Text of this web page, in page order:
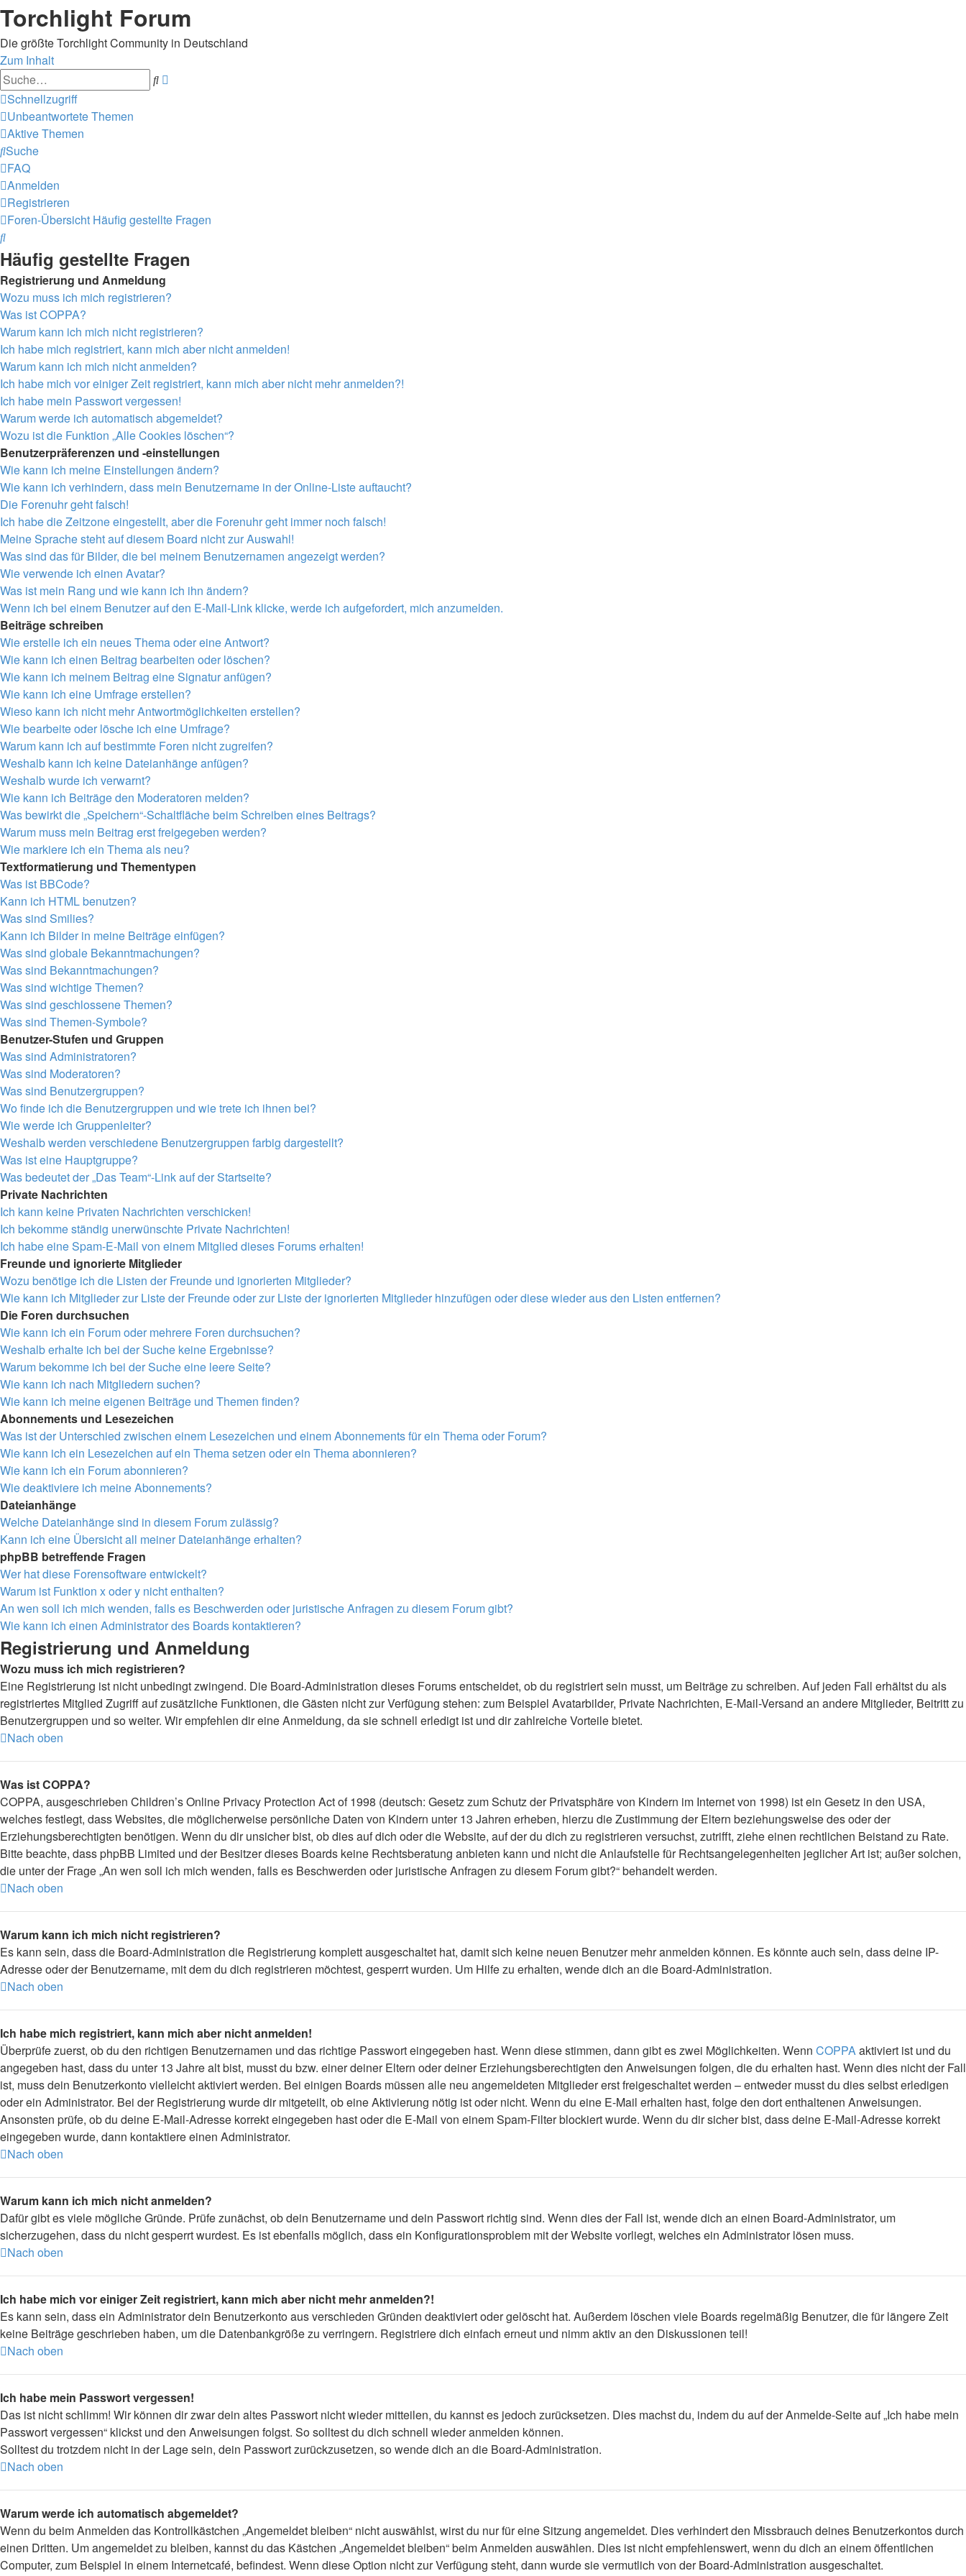
Torchlight Forum
Die größte Torchlight Community in Deutschland
Zum Inhalt
Suche
Schnellzugriff
Unbeantwortete Themen
Aktive Themen
Suche
FAQ
Anmelden
Registrieren
Foren-Übersicht Häufig gestellte Fragen
Suche
Häufig gestellte Fragen
Registrierung und Anmeldung
Wozu muss ich mich registrieren?
Was ist COPPA?
Warum kann ich mich nicht registrieren?
Ich habe mich registriert, kann mich aber nicht anmelden!
Warum kann ich mich nicht anmelden?
Ich habe mich vor einiger Zeit registriert, kann mich aber nicht mehr anmelden?!
Ich habe mein Passwort vergessen!
Warum werde ich automatisch abgemeldet?
Wozu ist die Funktion „Alle Cookies löschen“?
Benutzerpräferenzen und -einstellungen
Wie kann ich meine Einstellungen ändern?
Wie kann ich verhindern, dass mein Benutzername in der Online-Liste auftaucht?
Die Forenuhr geht falsch!
Ich habe die Zeitzone eingestellt, aber die Forenuhr geht immer noch falsch!
Meine Sprache steht auf diesem Board nicht zur Auswahl!
Was sind das für Bilder, die bei meinem Benutzernamen angezeigt werden?
Wie verwende ich einen Avatar?
Was ist mein Rang und wie kann ich ihn ändern?
Wenn ich bei einem Benutzer auf den E-Mail-Link klicke, werde ich aufgefordert, mich anzumelden.
Beiträge schreiben
Wie erstelle ich ein neues Thema oder eine Antwort?
Wie kann ich einen Beitrag bearbeiten oder löschen?
Wie kann ich meinem Beitrag eine Signatur anfügen?
Wie kann ich eine Umfrage erstellen?
Wieso kann ich nicht mehr Antwortmöglichkeiten erstellen?
Wie bearbeite oder lösche ich eine Umfrage?
Warum kann ich auf bestimmte Foren nicht zugreifen?
Weshalb kann ich keine Dateianhänge anfügen?
Weshalb wurde ich verwarnt?
Wie kann ich Beiträge den Moderatoren melden?
Was bewirkt die „Speichern“-Schaltfläche beim Schreiben eines Beitrags?
Warum muss mein Beitrag erst freigegeben werden?
Wie markiere ich ein Thema als neu?
Textformatierung und Thementypen
Was ist BBCode?
Kann ich HTML benutzen?
Was sind Smilies?
Kann ich Bilder in meine Beiträge einfügen?
Was sind globale Bekanntmachungen?
Was sind Bekanntmachungen?
Was sind wichtige Themen?
Was sind geschlossene Themen?
Was sind Themen-Symbole?
Benutzer-Stufen und Gruppen
Was sind Administratoren?
Was sind Moderatoren?
Was sind Benutzergruppen?
Wo finde ich die Benutzergruppen und wie trete ich ihnen bei?
Wie werde ich Gruppenleiter?
Weshalb werden verschiedene Benutzergruppen farbig dargestellt?
Was ist eine Hauptgruppe?
Was bedeutet der „Das Team“-Link auf der Startseite?
Private Nachrichten
Ich kann keine Privaten Nachrichten verschicken!
Ich bekomme ständig unerwünschte Private Nachrichten!
Ich habe eine Spam-E-Mail von einem Mitglied dieses Forums erhalten!
Freunde und ignorierte Mitglieder
Wozu benötige ich die Listen der Freunde und ignorierten Mitglieder?
Wie kann ich Mitglieder zur Liste der Freunde oder zur Liste der ignorierten Mitglieder hinzufügen oder diese wieder aus den Listen entfernen?
Die Foren durchsuchen
Wie kann ich ein Forum oder mehrere Foren durchsuchen?
Weshalb erhalte ich bei der Suche keine Ergebnisse?
Warum bekomme ich bei der Suche eine leere Seite?
Wie kann ich nach Mitgliedern suchen?
Wie kann ich meine eigenen Beiträge und Themen finden?
Abonnements und Lesezeichen
Was ist der Unterschied zwischen einem Lesezeichen und einem Abonnements für ein Thema oder Forum?
Wie kann ich ein Lesezeichen auf ein Thema setzen oder ein Thema abonnieren?
Wie kann ich ein Forum abonnieren?
Wie deaktiviere ich meine Abonnements?
Dateianhänge
Welche Dateianhänge sind in diesem Forum zulässig?
Kann ich eine Übersicht all meiner Dateianhänge erhalten?
phpBB betreffende Fragen
Wer hat diese Forensoftware entwickelt?
Warum ist Funktion x oder y nicht enthalten?
An wen soll ich mich wenden, falls es Beschwerden oder juristische Anfragen zu diesem Forum gibt?
Wie kann ich einen Administrator des Boards kontaktieren?
Registrierung und Anmeldung
Wozu muss ich mich registrieren?
Eine Registrierung ist nicht unbedingt zwingend. Die Board-Administration dieses Forums entscheidet, ob du registriert sein musst, um Beiträge zu schreiben. Auf jeden Fall erhältst du als
registriertes Mitglied Zugriff auf zusätzliche Funktionen, die Gästen nicht zur Verfügung stehen: zum Beispiel Avatarbilder, Private Nachrichten, E-Mail-Versand an andere Mitglieder, Beitritt zu
Benutzergruppen und so weiter. Wir empfehlen dir eine Anmeldung, da sie schnell erledigt ist und dir zahlreiche Vorteile bietet.
Nach oben
Was ist COPPA?
COPPA, ausgeschrieben Children’s Online Privacy Protection Act of 1998 (deutsch: Gesetz zum Schutz der Privatsphäre von Kindern im Internet von 1998) ist ein Gesetz in den USA,
welches festlegt, dass Websites, die möglicherweise persönliche Daten von Kindern unter 13 Jahren erheben, hierzu die Zustimmung der Eltern beziehungsweise des oder der
Erziehungsberechtigten benötigen. Wenn du dir unsicher bist, ob dies auf dich oder die Website, auf der du dich zu registrieren versuchst, zutrifft, ziehe einen rechtlichen Beistand zu Rate.
Bitte beachte, dass phpBB Limited und der Besitzer dieses Boards keine Rechtsberatung anbieten kann und nicht die Anlaufstelle für Rechtsangelegenheiten jeglicher Art ist; außer solchen,
die unter der Frage „An wen soll ich mich wenden, falls es Beschwerden oder juristische Anfragen zu diesem Forum gibt?“ behandelt werden.
Nach oben
Warum kann ich mich nicht registrieren?
Es kann sein, dass die Board-Administration die Registrierung komplett ausgeschaltet hat, damit sich keine neuen Benutzer mehr anmelden können. Es könnte auch sein, dass deine IP-
Adresse oder der Benutzername, mit dem du dich registrieren möchtest, gesperrt wurden. Um Hilfe zu erhalten, wende dich an die Board-Administration.
Nach oben
Ich habe mich registriert, kann mich aber nicht anmelden!
Überprüfe zuerst, ob du den richtigen Benutzernamen und das richtige Passwort eingegeben hast. Wenn diese stimmen, dann gibt es zwei Möglichkeiten. Wenn COPPAaktiviert ist und du
angegeben hast, dass du unter 13 Jahre alt bist, musst du bzw. einer deiner Eltern oder deiner Erziehungsberechtigten den Anweisungen folgen, die du erhalten hast. Wenn dies nicht der Fall
ist, muss dein Benutzerkonto vielleicht aktiviert werden. Bei einigen Boards müssen alle neu angemeldeten Mitglieder erst freigeschaltet werden – entweder musst du dies selbst erledigen
oder ein Administrator. Bei der Registrierung wurde dir mitgeteilt, ob eine Aktivierung nötig ist oder nicht. Wenn du eine E-Mail erhalten hast, folge den dort enthaltenen Anweisungen.
Ansonsten prüfe, ob du deine E-Mail-Adresse korrekt eingegeben hast oder die E-Mail von einem Spam-Filter blockiert wurde. Wenn du dir sicher bist, dass deine E-Mail-Adresse korrekt
eingegeben wurde, dann kontaktiere einen Administrator.
Nach oben
Warum kann ich mich nicht anmelden?
Dafür gibt es viele mögliche Gründe. Prüfe zunächst, ob dein Benutzername und dein Passwort richtig sind. Wenn dies der Fall ist, wende dich an einen Board-Administrator, um
sicherzugehen, dass du nicht gesperrt wurdest. Es ist ebenfalls möglich, dass ein Konfigurationsproblem mit der Website vorliegt, welches ein Administrator lösen muss.
Nach oben
Ich habe mich vor einiger Zeit registriert, kann mich aber nicht mehr anmelden?!
Es kann sein, dass ein Administrator dein Benutzerkonto aus verschieden Gründen deaktiviert oder gelöscht hat. Außerdem löschen viele Boards regelmäßig Benutzer, die für längere Zeit
keine Beiträge geschrieben haben, um die Datenbankgröße zu verringern. Registriere dich einfach erneut und nimm aktiv an den Diskussionen teil!
Nach oben
Ich habe mein Passwort vergessen!
Das ist nicht schlimm! Wir können dir zwar dein altes Passwort nicht wieder mitteilen, du kannst es jedoch zurücksetzen. Dies machst du, indem du auf der Anmelde-Seite auf „Ich habe mein
Passwort vergessen“ klickst und den Anweisungen folgst. So solltest du dich schnell wieder anmelden können.
Solltest du trotzdem nicht in der Lage sein, dein Passwort zurückzusetzen, so wende dich an die Board-Administration.
Nach oben
Warum werde ich automatisch abgemeldet?
Wenn du beim Anmelden das Kontrollkästchen „Angemeldet bleiben“ nicht auswählst, wirst du nur für eine Sitzung angemeldet. Dies verhindert den Missbrauch deines Benutzerkontos durch
einen Dritten. Um angemeldet zu bleiben, kannst du das Kästchen „Angemeldet bleiben“ beim Anmelden auswählen. Dies ist nicht empfehlenswert, wenn du dich an einem öffentlichen
Computer, zum Beispiel in einem Internetcafé, befindest. Wenn diese Option nicht zur Verfügung steht, dann wurde sie vermutlich von der Board-Administration ausgeschaltet.